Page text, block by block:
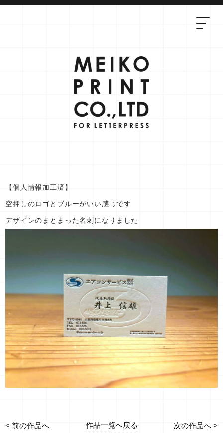
【個人情報加工済】
空押しのロゴとブルーがいい感じです
デザインのまとまった名刺になりました
< 前の作品へ 作品一覧へ戻る 次の作品へ >